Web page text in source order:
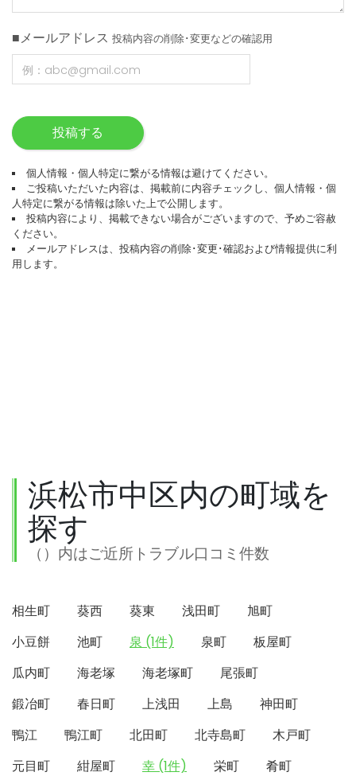
■メールアドレス 投稿内容の削除･変更などの確認用
投稿する
個人情報・個人特定に繋がる情報は避けてください。
ご投稿いただいた内容は、掲載前に内容チェックし、個人情報・個
人特定に繋がる情報は除いた上で公開します。
投稿内容により、掲載できない場合がございますので、予めご容赦
ください。
メールアドレスは、投稿内容の削除･変更･確認および情報提供に利
用します。
浜松市中区内の町域を
探す
（）内はご近所トラブル口コミ件数
相生町 葵西 葵東 浅田町
旭町
小豆餅
池町 泉 (1件) 泉町
板屋町
瓜内町
海老塚 海老塚町
尾張町
鍛冶町
春日町 上浅田 上島
神田町
鴨江
鴨江町 北田町 北寺島町
木戸町
元目町
紺屋町 幸 (1件) 栄町
肴町